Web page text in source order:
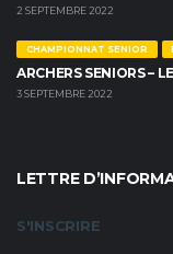
2 SEPTEMBRE 2022
CHAMPIONNAT SENIOR
ARCHERS SENIORS –
3 SEPTEMBRE 2022
LETTRE
S'INSCRIRE